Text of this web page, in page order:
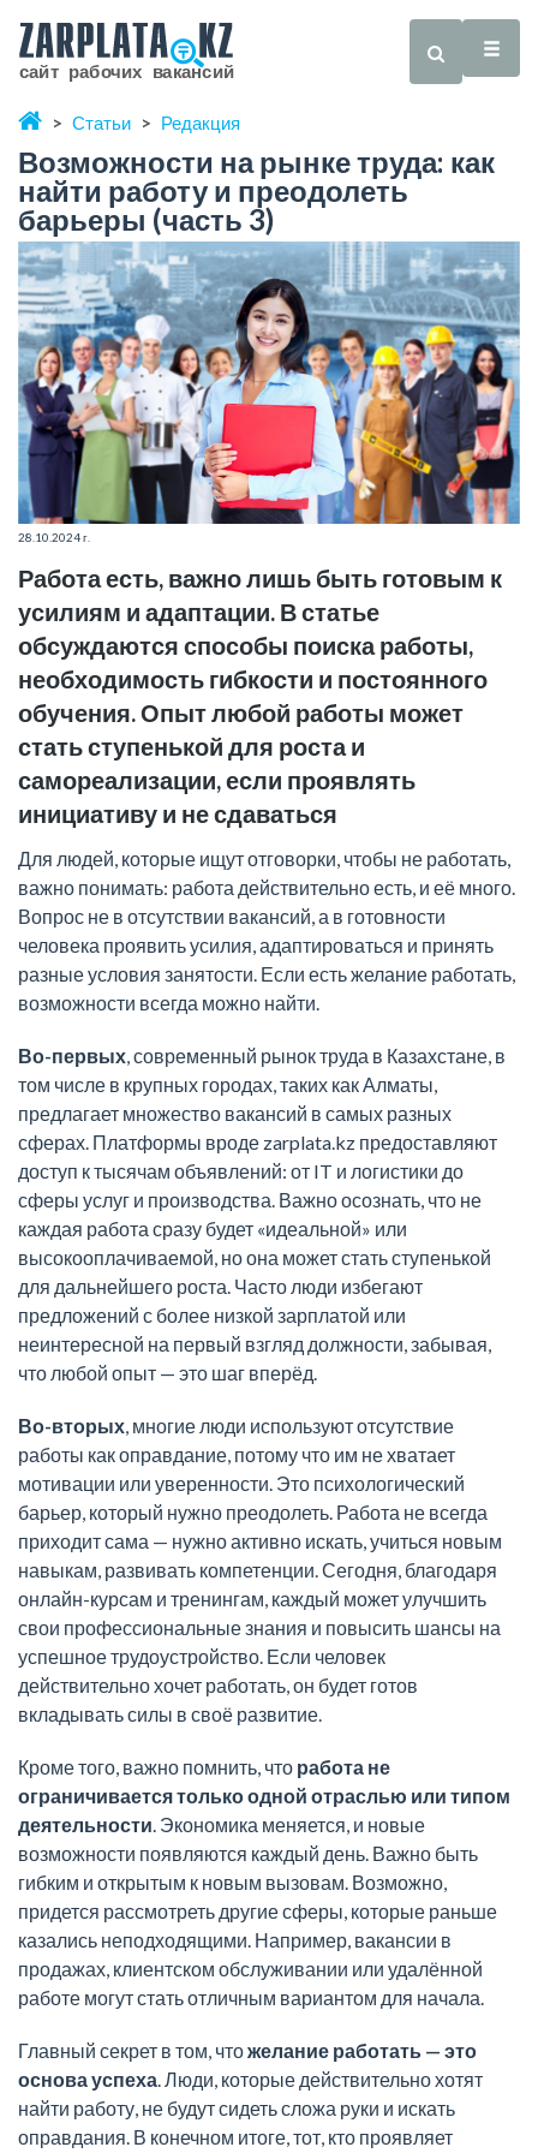
Статьи Редакция
Возможности на рынке труда: как
найти работу и преодолеть
барьеры (часть 3)
28.10.2024 г.
Работа есть, важно лишь быть готовым к
усилиям и адаптации. В статье
обсуждаются способы поиска работы,
необходимость гибкости и постоянного
обучения. Опыт любой работы может
стать ступенькой для роста и
самореализации, если проявлять
инициативу и не сдаваться
Для людей, которые ищут отговорки, чтобы не работать,
важно понимать: работа действительно есть, и её много.
Вопрос не в отсутствии вакансий, а в готовности
человека проявить усилия, адаптироваться и принять
разные условия занятости. Если есть желание работать,
возможности всегда можно найти.
Во-первых, современный рынок труда в Казахстане, в
том числе в крупных городах, таких как Алматы,
предлагает множество вакансий в самых разных
сферах. Платформы вроде zarplata.kz предоставляют
доступ к тысячам объявлений: от IT и логистики до
сферы услуг и производства. Важно осознать, что не
каждая работа сразу будет «идеальной» или
высокооплачиваемой, но она может стать ступенькой
для дальнейшего роста. Часто люди избегают
предложений с более низкой зарплатой или
неинтересной на первый взгляд должности, забывая,
что любой опыт — это шаг вперёд.
Во-вторых, многие люди используют отсутствие
работы как оправдание, потому что им не хватает
мотивации или уверенности. Это психологический
барьер, который нужно преодолеть. Работа не всегда
приходит сама — нужно активно искать, учиться новым
навыкам, развивать компетенции. Сегодня, благодаря
онлайн-курсам и тренингам, каждый может улучшить
свои профессиональные знания и повысить шансы на
успешное трудоустройство. Если человек
действительно хочет работать, он будет готов
вкладывать силы в своё развитие.
Кроме того, важно помнить, что работа не
ограничивается только одной отраслью или типом
деятельности. Экономика меняется, и новые
возможности появляются каждый день. Важно быть
гибким и открытым к новым вызовам. Возможно,
придется рассмотреть другие сферы, которые раньше
казались неподходящими. Например, вакансии в
продажах, клиентском обслуживании или удалённой
работе могут стать отличным вариантом для начала.
Главный секрет в том, чтожелание работать — это
основа успеха. Люди, которые действительно хотят
найти работу, не будут сидеть сложа руки и искать
оправдания. В конечном итоге, тот, кто проявляет